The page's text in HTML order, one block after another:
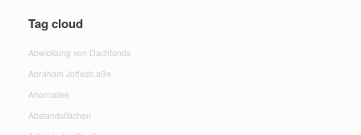
Tag cloud
Abwicklung von Dachfonds
Abraham Joffestr.aße
Ahornallee
Abstandsflächen